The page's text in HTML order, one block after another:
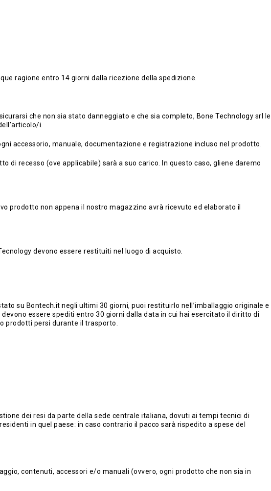
ragione entro 14 giorni dalla ricezione della spedizione.
che non sia stato danneggiato e che sia completo, Bone Technology srl le
i.
accessorio, manuale, documentazione e registrazione incluso nel prodotto.
di recesso (ove applicabile) sarà a suo carico. In questo caso, gliene daremo
prodotto non appena il nostro magazzino avrà ricevuto ed elaborato il
devono essere restituiti nel luogo di acquisto.
su Bontech.it negli ultimi 30 giorni, puoi restituirlo nell’imballaggio originale e
essere spediti entro 30 giorni dalla data in cui hai esercitato il diritto di
prodotti persi durante il trasporto.
dei resi da parte della sede centrale italiana, dovuti ai tempi tecnici di
in quel paese: in caso contrario il pacco sarà rispedito a spese del
contenuti, accessori e/o manuali (ovvero, ogni prodotto che non sia in